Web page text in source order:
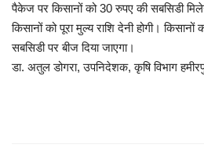
पैकेज पर किसानों को 30 रुपए की सबसिडी
किसानों को पूरा मुल्य राशि देनी होगी। किसानों
सबसिडी पर बीज दिया जाएगा।
डा. अतुल डोगरा, उपनिदेशक, कृषि विभाग